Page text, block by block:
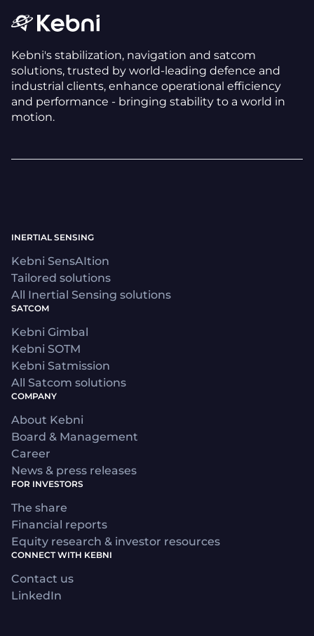
Kebni's stabilization, navigation and satcom
solutions, trusted by world-leading defence and
industrial clients, enhance operational efficiency
and performance - bringing stability to a world in
motion.
INERTIAL SENSING
Kebni SensAItion
Tailored solutions
All Inertial Sensing solutions
SATCOM
Kebni Gimbal
Kebni SOTM
Kebni Satmission
All Satcom solutions
COMPANY
About Kebni
Board & Management
Career
News & press releases
FOR INVESTORS
The share
Financial reports
Equity research & investor resources
CONNECT WITH KEBNI
Contact us
LinkedIn